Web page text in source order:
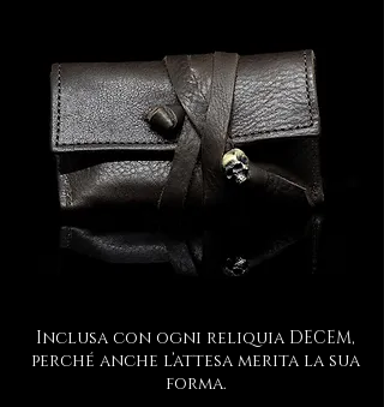
una testimonianza di bellezza senza
tempo. È un pezzo da indossare con
orgoglio, un regalo per esprimere le
profondità del proprio cuore. Il
ciondolo a forma di cuore anatomico
è un simbolo di amore eterno, senza
limiti e infinito. È un regalo da
custodire, un segno di affetto da
portare vicino al cuore.
Il packaging in pelle è compreso nel
prezzo.
I tempi di realizzazione sono intorno
Inclusa con ogni reliquia DECEM,
perché anche l’attesa merita la sua
forma.